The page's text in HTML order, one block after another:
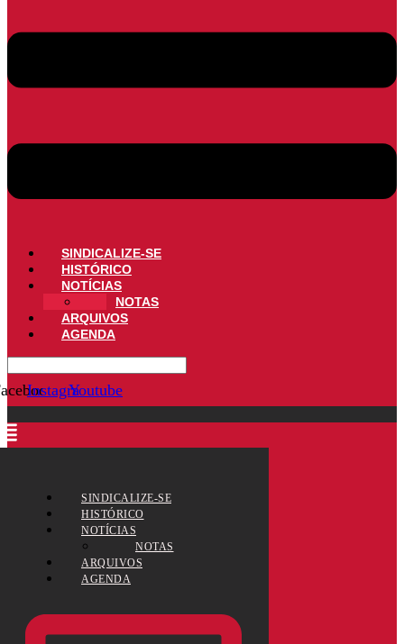
SINDICALIZE-SE
HISTÓRICO
NOTÍCIAS
NOTAS
ARQUIVOS
AGENDA
InstagramYoutube
SINDICALIZE-SE
HISTÓRICO
NOTÍCIAS
NOTAS
ARQUIVOS
AGENDA